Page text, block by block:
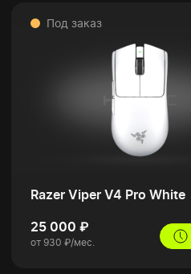
Под заказ
Razer Viper V4 Pro White
25 000 ₽
от 930 ₽/мес.